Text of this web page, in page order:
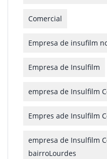
Comercial
Empresa de insufilm
Empresa de Insulfilm
empresa de Insulfilm
Empres ade Insulfilm
empresa de Insulfilm
bairroLourdes